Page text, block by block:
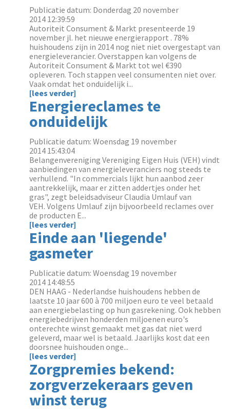
Publicatie datum: Donderdag 20 november
2014 12:39:59
Autoriteit Consument & Markt presenteerde 19
november jl. het nieuwe energierapport . 78%
huishoudens zijn in 2014 nog niet niet overgestapt van
energieleverancier. Overstappen kan volgens de
Autoriteit Consument & Markt tot wel €390
opleveren. Toch stappen veel consumenten niet over.
Vaak omdat het onduidelijk i...
[lees verder]
Energiereclames te
onduidelijk
Publicatie datum: Woensdag 19 november
2014 15:43:04
Belangenvereniging Vereniging Eigen Huis (VEH) vindt
aanbiedingen van energieleveranciers nog steeds te
verhullend. "In commercials lijkt hun aanbod zeer
aantrekkelijk, maar er zitten addertjes onder het
gras", zegt beleidsadviseur Claudia Umlauf van
VEH. Volgens Umlauf zijn bijvoorbeeld reclames over
de producten E...
[lees verder]
Einde aan 'liegende'
gasmeter
Publicatie datum: Woensdag 19 november
2014 14:48:55
DEN HAAG - Nederlandse huishoudens hebben de
laatste 10 jaar 600 à 700 miljoen euro te veel betaald
aan energiebelasting op hun gasrekening. Ook hebben
energiebedrijven honderden miljoenen euro's
onterechte winst gemaakt met gas dat niet werd
geleverd, maar wel is betaald. Jaarlijks kost dat een
doorsnee huishouden onge...
[lees verder]
Zorgpremies bekend:
zorgverzekeraars geven
winst terug